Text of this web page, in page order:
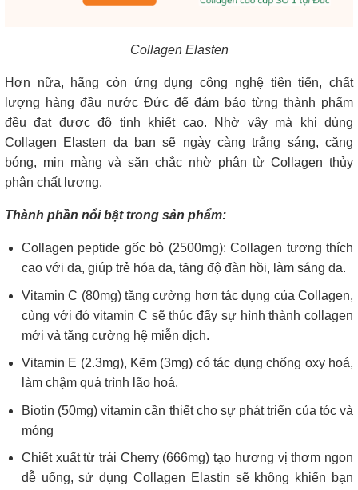
Collagen Elasten
Hơn nữa, hãng còn ứng dụng công nghệ tiên tiến, chất
lượng hàng đầu nước Đức để đảm bảo từng thành phẩm
đều đạt được độ tinh khiết cao. Nhờ vậy mà khi dùng
Collagen Elasten da bạn sẽ ngày càng trắng sáng, căng
bóng, mịn màng và săn chắc nhờ phân từ Collagen thủy
phân chất lượng.
Thành phần nổi bật trong sản phẩm:
Collagen peptide gốc bò (2500mg): Collagen tương thích
cao với da, giúp trẻ hóa da, tăng độ đàn hồi, làm sáng da.
Vitamin C (80mg) tăng cường hơn tác dụng của Collagen,
cùng với đó vitamin C sẽ thúc đẩy sự hình thành collagen
mới và tăng cường hệ miễn dịch.
Vitamin E (2.3mg), Kẽm (3mg) có tác dụng chống oxy hoá,
làm chậm quá trình lão hoá.
Biotin (50mg) vitamin cần thiết cho sự phát triển của tóc và
móng
Chiết xuất từ trái Cherry (666mg) tạo hương vị thơm ngon
dễ uống, sử dụng Collagen Elastin sẽ không khiến bạn